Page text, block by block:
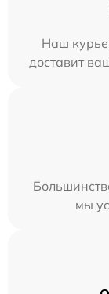
Наш
доставит
мы